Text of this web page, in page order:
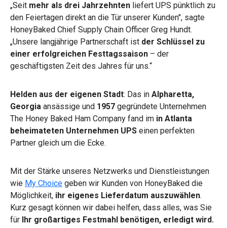
„Seit mehr als drei Jahrzehnten liefert UPS pünktlich zu
den Feiertagen direkt an die Tür unserer Kunden", sagte
HoneyBaked Chief Supply Chain Officer Greg Hundt.
„Unsere langjährige Partnerschaft ist der Schlüssel zu
einer erfolgreichen Festtagssaison – der
geschäftigsten Zeit des Jahres für uns.“
Helden aus der eigenen Stadt: Das in Alpharetta,
Georgia ansässige und 1957 gegründete Unternehmen
The Honey Baked Ham Company fand im in Atlanta
beheimateten Unternehmen UPS einen perfekten
Partner gleich um die Ecke.
Mit der Stärke unseres Netzwerks und Dienstleistungen
wie My Choice geben wir Kunden von HoneyBaked die
Möglichkeit, ihr eigenes Lieferdatum auszuwählen.
Kurz gesagt können wir dabei helfen, dass alles, was Sie
für Ihr großartiges Festmahl benötigen, erledigt wird.